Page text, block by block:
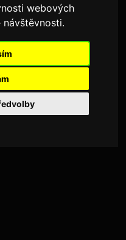
webových
co by se ráda